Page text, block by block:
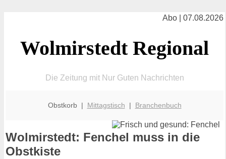
Abo | 07.08.2026
Wolmirstedt Regional
Die Zeitung mit Nur Guten Nachrichten
Obstkorb | Mittagstisch | Branchenbuch
Wolmirstedt: Fenchel muss in die
Obstkiste